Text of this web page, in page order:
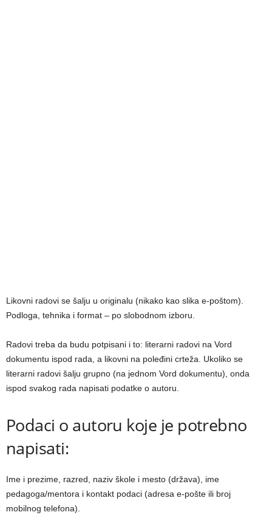
Likovni radovi se šalјu u originalu (nikako kao slika e-poštom).
Podloga, tehnika i format – po slobodnom izboru.
Radovi treba da budu potpisani i to: literarni radovi na Vord
dokumentu ispod rada, a likovni na poleđini crteža. Ukoliko se
literarni radovi šalјu grupno (na jednom Vord dokumentu), onda
ispod svakog rada napisati podatke o autoru.
Podaci o autoru koje je potrebno
napisati:
Ime i prezime, razred, naziv škole i mesto (država), ime
pedagoga/mentora i kontakt podaci (adresa e-pošte ili broj
mobilnog telefona).